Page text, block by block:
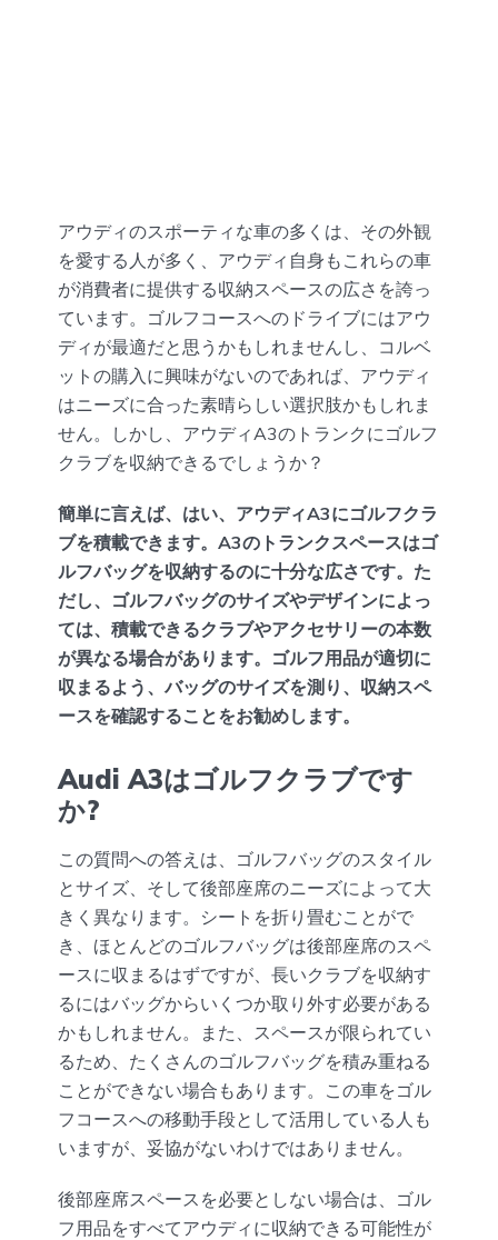
アウディのスポーティな車の多くは、その外観
を愛する人が多く、アウディ自身もこれらの車
が消費者に提供する収納スペースの広さを誇っ
ています。ゴルフコースへのドライブにはアウ
ディが最適だと思うかもしれませんし、コルベ
ットの購入に興味がないのであれば、アウディ
はニーズに合った素晴らしい選択肢かもしれま
せん。しかし、アウディA3のトランクにゴルフ
クラブを収納できるでしょうか？
簡単に言えば、はい、アウディA3にゴルフクラ
ブを積載できます。A3のトランクスペースはゴ
ルフバッグを収納するのに十分な広さです。た
だし、ゴルフバッグのサイズやデザインによっ
ては、積載できるクラブやアクセサリーの本数
が異なる場合があります。ゴルフ用品が適切に
収まるよう、バッグのサイズを測り、収納スペ
ースを確認することをお勧めします。
Audi A3はゴルフクラブです
か?
この質問への答えは、ゴルフバッグのスタイル
とサイズ、そして後部座席のニーズによって大
きく異なります。シートを折り畳むことがで
き、ほとんどのゴルフバッグは後部座席のスペ
ースに収まるはずですが、長いクラブを収納す
るにはバッグからいくつか取り外す必要がある
かもしれません。また、スペースが限られてい
るため、たくさんのゴルフバッグを積み重ねる
ことができない場合もあります。この車をゴル
フコースへの移動手段として活用している人も
いますが、妥協がないわけではありません。
後部座席スペースを必要としない場合は、ゴル
フ用品をすべてアウディに収納できる可能性が